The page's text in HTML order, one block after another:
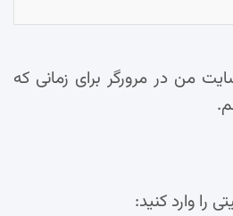
من در مرورگر برای زمانی که
را وارد کنید: